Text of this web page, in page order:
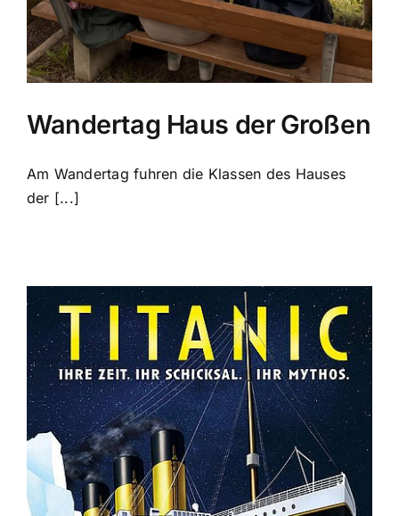
Wandertag Haus der Großen
Am Wandertag fuhren die Klassen des Hauses
der [...]